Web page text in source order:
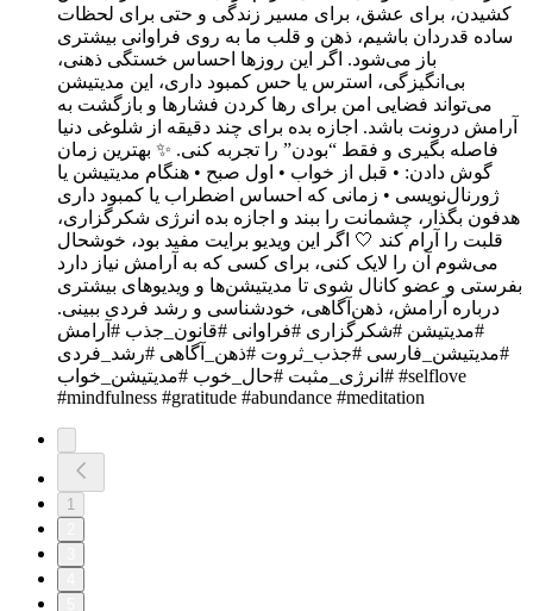
کشیدن، برای عشق، برای مسیر زندگی و حتی برای لحظات
ساده قدردان باشیم، ذهن و قلب ما به روی فراوانی بیشتری
باز می‌شود. اگر این روزها احساس خستگی ذهنی،
بی‌انگیزگی، استرس یا حس کمبود داری، این مدیتیشن
می‌تواند فضایی امن برای رها کردن فشارها و بازگشت به
آرامش درونت باشد. اجازه بده برای چند دقیقه از شلوغی دنیا
فاصله بگیری و فقط “بودن” را تجربه کنی. ✨ بهترین زمان
گوش دادن: • قبل از خواب • اول صبح • هنگام مدیتیشن یا
ژورنال‌نویسی • زمانی که احساس اضطراب یا کمبود داری
هدفون بگذار، چشمانت را ببند و اجازه بده انرژی شکرگزاری،
قلبت را آرام کند 🤍 اگر این ویدیو برایت مفید بود، خوشحال
می‌شوم آن را لایک کنی، برای کسی که به آرامش نیاز دارد
بفرستی و عضو کانال شوی تا مدیتیشن‌ها و ویدیوهای بیشتری
درباره آرامش، ذهن‌آگاهی، خودشناسی و رشد فردی ببینی.
#مدیتیشن #شکرگزاری #فراوانی #قانون_جذب #آرامش
#مدیتیشن_فارسی #جذب_ثروت #ذهن_آگاهی #رشد_فردی
#انرژی_مثبت #حال_خوب #مدیتیشن_خواب #selflove
#mindfulness #gratitude #abundance #meditation
1